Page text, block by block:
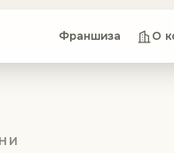
Франшиза О